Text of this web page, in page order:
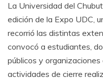
La Universidad del
edición de la Expo UDC,
recorrió las distintas
convocó a estudiantes,
públicos y organizaciones
actividades de cierre